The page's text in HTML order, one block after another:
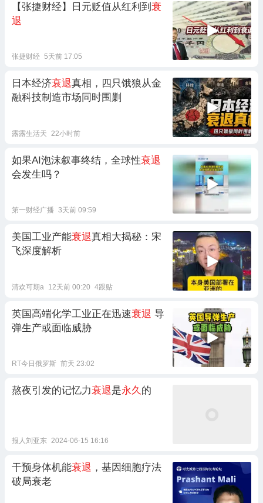
【张捷财经】日元贬值从红利到 衰
退
张捷财经 5天前 17:05
日本经济衰退真相，四只饿狼从金
融科技制造市场同时围剿
露露生活天 22小时前
如果AI泡沫叙事终结，全球性衰退
会发生吗？
第一财经广播 3天前 09:59
美国工业产能衰退真相大揭秘：宋
飞深度解析
清欢可期a 12天前 00:20 4跟贴
英国高端化学工业正在迅速衰退 导
弹生产或面临威胁
RT今日俄罗斯 前天 23:02
熬夜引发的记忆力衰退是永久的
报人刘亚东 2024-06-15 16:16
干预身体机能衰退 ，基因细胞疗法
破局衰老